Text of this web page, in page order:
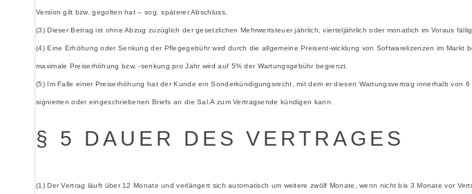
Version gilt bzw. gegolten hat – sog. späterer Abschluss.
(3) Dieser Betrag ist ohne Abzug zuzüglich der gesetzlichen Mehrwertsteuer jährlich, vierteljährlich oder monatlich im Voraus
(4) Eine Erhöhung oder Senkung der Pflegegebühr wird durch die allgemeine Preisent-wicklung von Softwarelizenzen im Markt
maximale Preiserhöhung bzw. -senkung pro Jahr wird auf 5% der Wartungsgebühr begrenzt.
(5) Im Falle einer Preiserhöhung hat der Kunde ein Sonderkündigungsrecht, mit dem er diesen Wartungsvertrag innerhalb von
signierten oder eingeschriebenen Briefs an die Sal.A zum Vertragsende kündigen kann.
§ 5 DAUER DES VERTRAGES
(1) Der Vertrag läuft über 12 Monate und verlängert sich automatisch um weitere zwölf Monate, wenn nicht bis 3 Monate vor